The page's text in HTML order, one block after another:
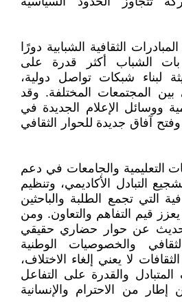
الثقافية الشبابية دورًا
بات الشباب أكثر قدرة على
لبناء شبكات تواصل دولية،
بين المجتمعات المختلفة. وقد
ووسائل الإعلام الجديدة في
آفاق جديدة للحوار الثقافي
التعليمية والجامعات في دعم
التبادل الأكاديمي، وتنظيم
التي تجمع الطلبة والباحثين
قيم التفاهم والتعاون. ومن
عن حوار حضاري حقيقي
والخصوصيات الوطنية
لا يعني إلغاء الاختلاف،
والقدرة على التفاعل
إطار من الاحترام والإنسانية